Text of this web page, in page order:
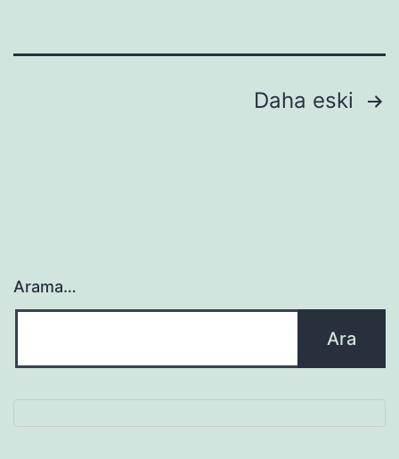
Daha eski
Arama…